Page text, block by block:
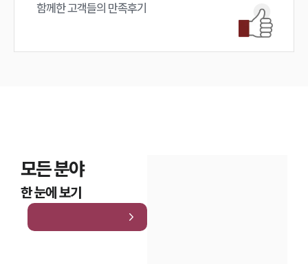
함께한 고객들의 만족후기
모든 분야
한 눈에 보기